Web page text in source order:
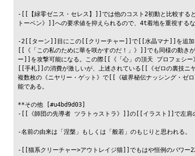
-[[【緑零ゼニス・セレス】]]では他のコスト2初動と比較す
トーベン》]]への要求値を抑えられるので、4t着地を重視する
-2[[ターン]]目にこの[[クリーチャー]]で[[水晶マナ]]を追加
[[《「この私のために華を咲かすのだ！」》]]でも同様の動
ー]]を攻撃可能になる。この際[[《「心」の頂天 プロフェ
[[手札]]の消費が激しいが、上述されている[[《ゼロの裏技ニ
複数枚の《ニヤリー・ゲット》で[[《破界秘伝ナッシング・
能である。
**その他 [#u4bd9d03]
-[[《師団の先導者 ツラトゥストラ》]]の[[イラスト]]で左肩の
-名前の由来は「涅槃」もしくは「般若」のもじりと思われる。
-[[猫系クリーチャー>アウトレイジ猫]]でもはや恒例のパワ